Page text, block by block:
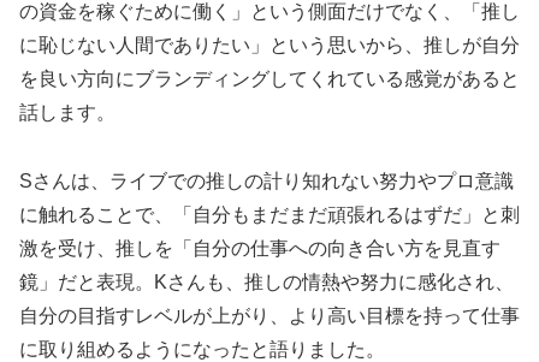
の資金を稼ぐために働く」という側面だけでなく、「推し
に恥じない人間でありたい」という思いから、推しが自分
を良い方向にブランディングしてくれている感覚があると
話します。
Sさんは、ライブでの推しの計り知れない努力やプロ意識
に触れることで、「自分もまだまだ頑張れるはずだ」と刺
激を受け、推しを「自分の仕事への向き合い方を見直す
鏡」だと表現。Kさんも、推しの情熱や努力に感化され、
自分の目指すレベルが上がり、より高い目標を持って仕事
に取り組めるようになったと語りました。